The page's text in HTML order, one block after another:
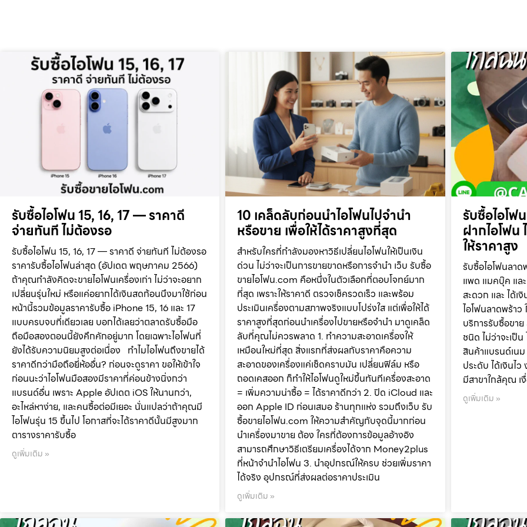
รับซื้อไอโฟน 15, 16, 17 — ราคาดี
จ่ายทันที ไม่ต้องรอ
รับซื้อไอโฟน 15, 16, 17 — ราคาดี จ่ายทันที ไม่ต้องรอ
ราคารับซื้อไอโฟนล่าสุด (อัปเดต พฤษภาคม 2566)
ถ้าคุณกำลังคิดจะขายไอโฟนเครื่องเก่า ไม่ว่าจะอยาก
เปลี่ยนรุ่นใหม่ หรือแค่อยากได้เงินสดก้อนนึงมาใช้ก่อน
หน้านี้รวมข้อมูลราคารับซื้อ iPhone 15, 16 และ 17
แบบครบจบที่เดียวเลย บอกได้เลยว่าตลาดรับซื้อมือ
ถือมือสองตอนนี้ยังคึกคักอยู่มาก โดยเฉพาะไอโฟนที่
ยังได้รับความนิยมสูงต่อเนื่อง ทำไมไอโฟนถึงขายได้
ราคาดีกว่ามือถือยี่ห้ออื่น? ก่อนจะดูราคา ขอให้เข้าใจ
ก่อนนะว่าไอโฟนมือสองมีราคาที่ค่อนข้างนิ่งกว่า
แบรนด์อื่น เพราะ Apple อัปเดต iOS ให้นานกว่า,
อะไหล่หาง่าย, และคนซื้อต่อมีเยอะ นั่นแปลว่าถ้าคุณมี
ไอโฟนรุ่น 15 ขึ้นไป โอกาสที่จะได้ราคาดีนั้นมีสูงมาก
ตารางราคารับซื้อ
ดูเพิ่มเติม »
10 เคล็ดลับก่อนนำไอโฟนไปจำนำ
หรือขาย เพื่อให้ได้ราคาสูงที่สุด
สำหรับใครที่กำลังมองหาวิธีเปลี่ยนไอโฟนให้เป็นเงิน
ด่วน ไม่ว่าจะเป็นการขายขาดหรือการจำนำ เว็บ รับซื้อ
ขายไอโฟน.com คือหนึ่งในตัวเลือกที่ตอบโจทย์มาก
ที่สุด เพราะให้ราคาดี ตรวจเช็ครวดเร็ว และพร้อม
ประเมินเครื่องตามสภาพจริงแบบโปร่งใส แต่เพื่อให้ได้
ราคาสูงที่สุดก่อนนำเครื่องไปขายหรือจำนำ มาดูเคล็ด
ลับที่คุณไม่ควรพลาด 1. ทำความสะอาดเครื่องให้
เหมือนใหม่ที่สุด สิ่งแรกที่ส่งผลกับราคาคือความ
สะอาดของเครื่องแค่เช็ดคราบมัน เปลี่ยนฟิล์ม หรือ
ถอดเคสออก ก็ทำให้ไอโฟนดูใหม่ขึ้นทันทีเครื่องสะอาด
= เพิ่มความน่าซื้อ = ได้ราคาดีกว่า 2. ปิด iCloud และ
ออก Apple ID ก่อนเสมอ ร้านทุกแห่ง รวมถึงเว็บ รับ
ซื้อขายไอโฟน.com ให้ความสำคัญกับจุดนี้มากก่อน
นำเครื่องมาขาย ต้อง ใครที่ต้องการข้อมูลอ้างอิง
สามารถศึกษาวิธีเตรียมเครื่องได้จาก Money2plus
ที่หน้าจำนำไอโฟน 3. นำอุปกรณ์ให้ครบ ช่วยเพิ่มราคา
ได้จริง อุปกรณ์ที่ส่งผลต่อราคาประเมิน
ดูเพิ่มเติม »
รับซื้อไอโฟ
ฝากไอโฟน
ให้ราคาสูง
รับซื้อไอโฟนลาด
แพด แมคบุ๊ค แล
สะดวก และ ได้เ
ไอโฟนลาดพร้าว
บริการรับซื้อขา
ชนิด ไม่ว่าจะเป็
สินค้าแบรนด์เน
ประดับ ได้เงินไว
มีสาขาใกล้คุณ เ
ดูเพิ่มเติม »